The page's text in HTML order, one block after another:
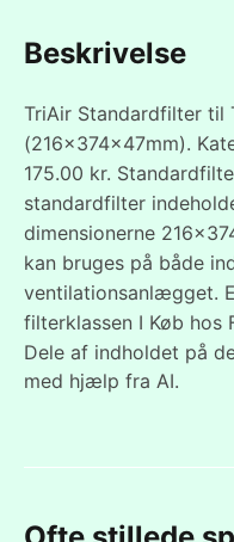
Beskrivelse
TriAir Standardfilter til
(216x374x47mm).
175.00 kr.
standardfilter
dimensionerne
kan bruges på både
ventilationsanlægget.
filterklassen I Køb hos
Dele af indholdet på
med hjælp fra AI.